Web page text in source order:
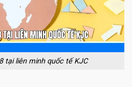
tại liên minh quốc tế KJC